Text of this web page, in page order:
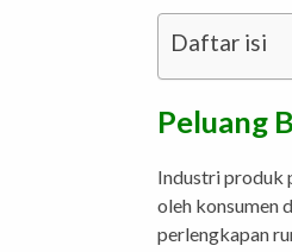
Daftar isi
Peluang
Industri produk
oleh konsumen
perlengkapan